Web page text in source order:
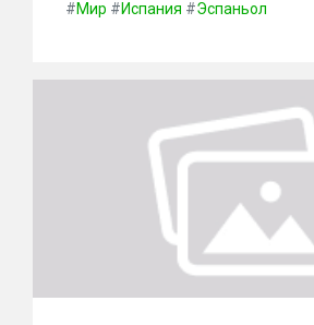
#Мир #Испания #Эспаньол